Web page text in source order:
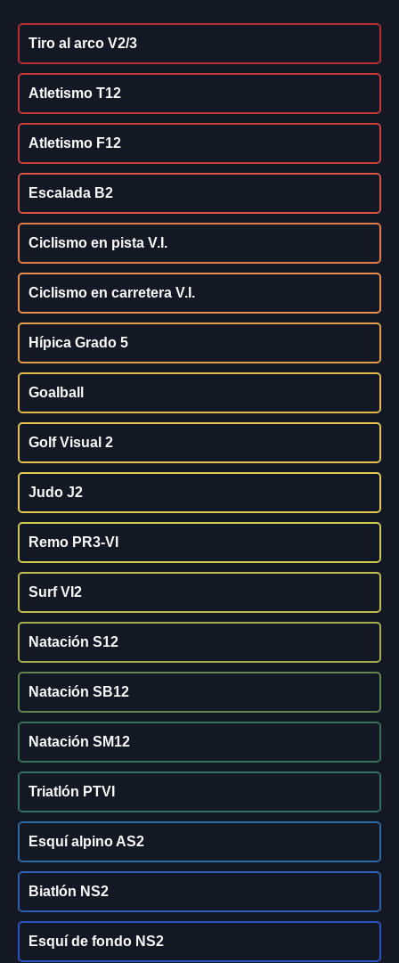
Tiro al arco V2/3
Atletismo T12
Atletismo F12
Escalada B2
Ciclismo en pista V.I.
Ciclismo en carretera V.I.
Hípica Grado 5
Goalball
Golf Visual 2
Judo J2
Remo PR3-VI
Surf VI2
Natación S12
Natación SB12
Natación SM12
Triatlón PTVI
Esquí alpino AS2
Biatlón NS2
Esquí de fondo NS2